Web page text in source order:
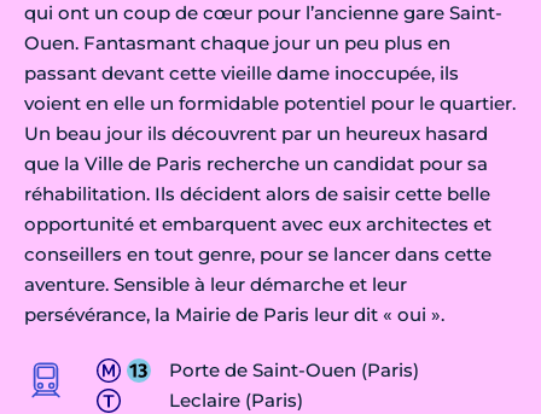
qui ont un coup de cœur pour l’ancienne gare Saint-
Ouen. Fantasmant chaque jour un peu plus en
passant devant cette vieille dame inoccupée, ils
voient en elle un formidable potentiel pour le quartier.
Un beau jour ils découvrent par un heureux hasard
que la Ville de Paris recherche un candidat pour sa
réhabilitation. Ils décident alors de saisir cette belle
opportunité et embarquent avec eux architectes et
conseillers en tout genre, pour se lancer dans cette
aventure. Sensible à leur démarche et leur
persévérance, la Mairie de Paris leur dit « oui ».
Porte de Saint-Ouen (Paris)
Leclaire (Paris)